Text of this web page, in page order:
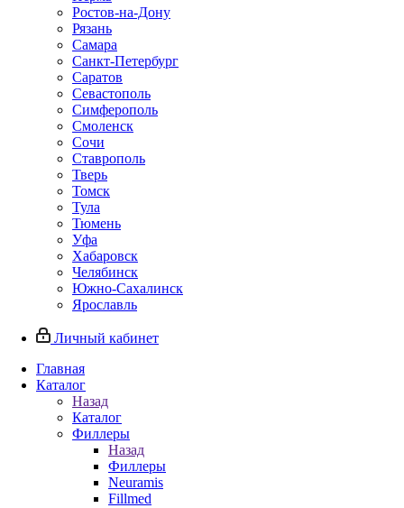
Ростов-на-Дону
Рязань
Самара
Санкт-Петербург
Саратов
Севастополь
Симферополь
Смоленск
Сочи
Ставрополь
Тверь
Томск
Тула
Тюмень
Уфа
Хабаровск
Челябинск
Южно-Сахалинск
Ярославль
Личный кабинет
Главная
Каталог
Назад
Каталог
Филлеры
Назад
Филлеры
Neuramis
Fillmed